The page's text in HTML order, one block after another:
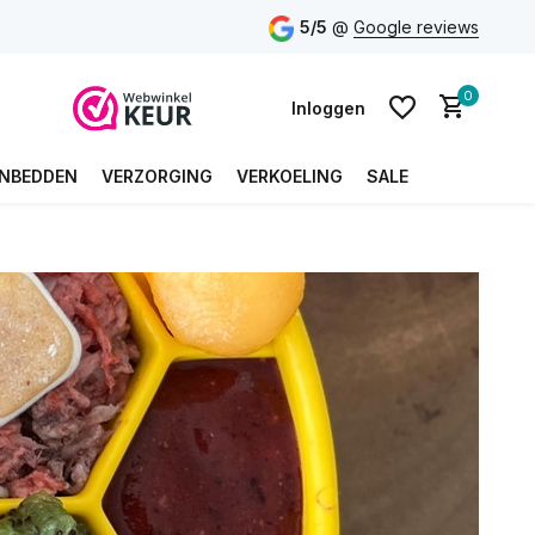
5/5 @ Google reviews
Inloggen
Account aanmaken
0
VERZORGING VERKOELING SALE